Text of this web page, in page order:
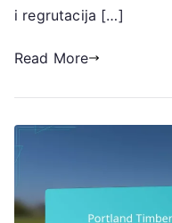
i regrutacija […]
Read More